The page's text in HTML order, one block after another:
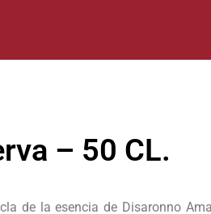
– 50 CL.
de la esencia de Disaronno